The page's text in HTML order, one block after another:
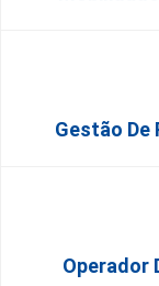
Gestão De
Operador